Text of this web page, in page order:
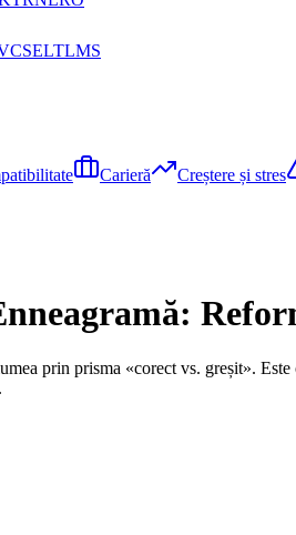
CSELTLMS
Carieră Creștere și stres
prin prisma «corect vs. greșit».